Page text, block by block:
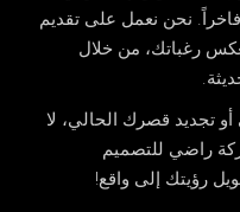
نحن نعمل على تقديم
رغباتك، من خلال
تجديد قصرك الحالي، لا
راضي للتصميم
رؤيتك إلى واقع!